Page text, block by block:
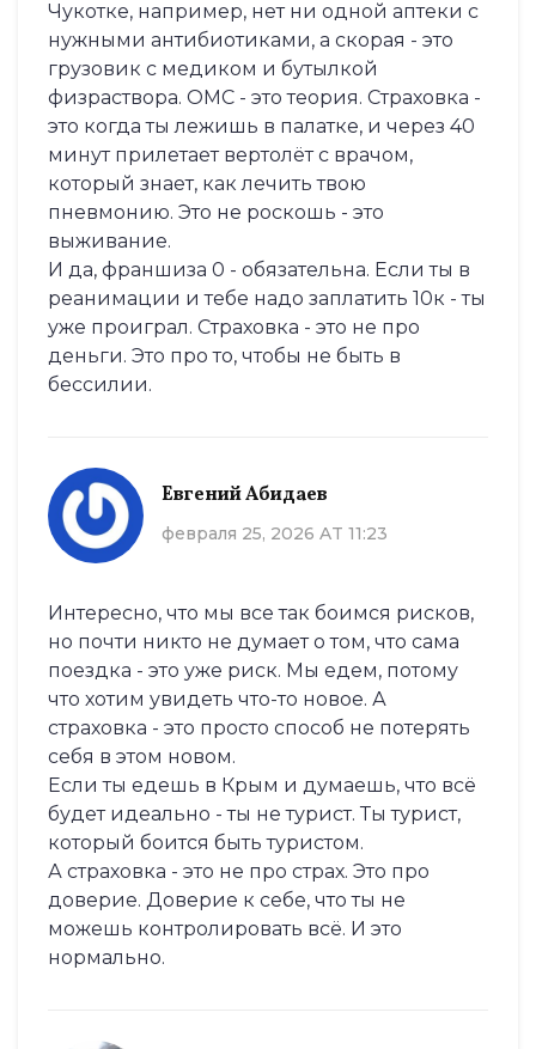
Чукотке, например, нет ни одной аптеки с
нужными антибиотиками, а скорая - это
грузовик с медиком и бутылкой
физраствора. ОМС - это теория. Страховка -
это когда ты лежишь в палатке, и через 40
минут прилетает вертолёт с врачом,
который знает, как лечить твою
пневмонию. Это не роскошь - это
выживание.
И да, франшиза 0 - обязательна. Если ты в
реанимации и тебе надо заплатить 10к - ты
уже проиграл. Страховка - это не про
деньги. Это про то, чтобы не быть в
бессилии.
Евгений Абидаев
февраля 25, 2026 AT 11:23
Интересно, что мы все так боимся рисков,
но почти никто не думает о том, что сама
поездка - это уже риск. Мы едем, потому
что хотим увидеть что-то новое. А
страховка - это просто способ не потерять
себя в этом новом.
Если ты едешь в Крым и думаешь, что всё
будет идеально - ты не турист. Ты турист,
который боится быть туристом.
А страховка - это не про страх. Это про
доверие. Доверие к себе, что ты не
можешь контролировать всё. И это
нормально.